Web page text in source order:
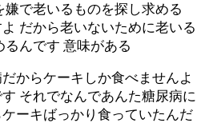
で老いるものを探し求める
だから老いないために老いる
るんです 意味がある
からケーキしか食べませんよ
それでなんであんた糖尿病に
ーキばっかり食っていたんだ